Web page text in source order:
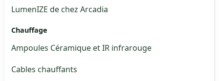
LumenIZE de chez Arcadia
Chauffage
Ampoules Céramique et IR infrarouge
Cables chauffants